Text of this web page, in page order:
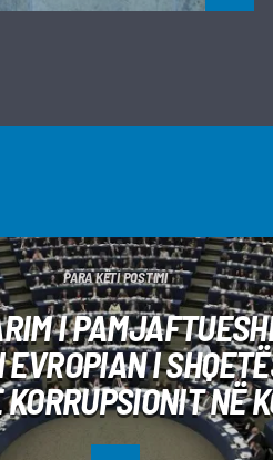
PARA KËTI POSTIMI
I
I
NË